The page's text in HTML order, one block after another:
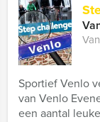
Sportief Venlo
van Venlo
een aantal